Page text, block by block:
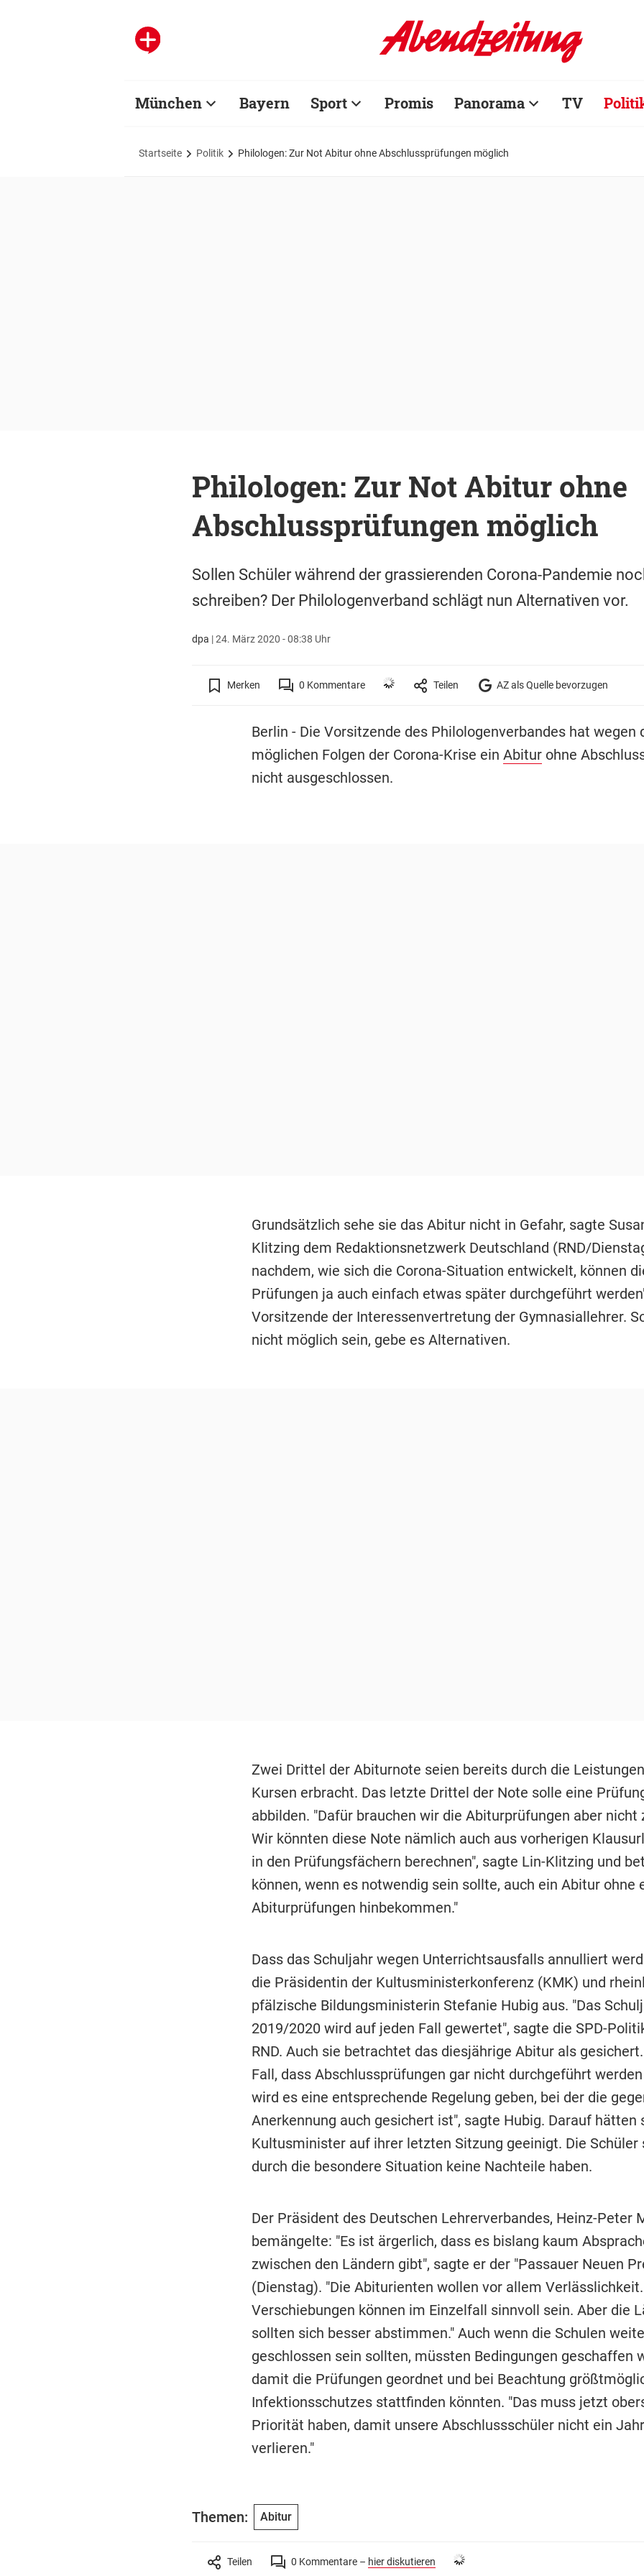
München Bayern Sport Promis Panorama TV
Startseite Politik Philologen: Zur Not Abitur ohne Abschlussprüfungen möglich
Philologen: Zur Not Abitur ohne
Abschlussprüfungen möglich
Sollen Schüler während der grassierenden Corona-Pandemie
schreiben? Der Philologenverband schlägt nun Alternativen vor.
dpa |24. März 2020 - 08:38 Uhr
Merken 0 Kommentare Teilen AZ als Quelle bevorzugen
Berlin - Die Vorsitzende des Philologenverbandes hat wegen
möglichen Folgen der Corona-Krise ein Abiturohne
nicht ausgeschlossen.
Grundsätzlich sehe sie das Abitur nicht in Gefahr, sagte
Klitzing dem Redaktionsnetzwerk Deutschland (RND/
nachdem, wie sich die Corona-Situation entwickelt, können
Prüfungen ja auch einfach etwas später durchgeführt
Vorsitzende der Interessenvertretung der Gymnasiallehrer.
nicht möglich sein, gebe es Alternativen.
Zwei Drittel der Abiturnote seien bereits durch die
Kursen erbracht. Das letzte Drittel der Note solle eine
abbilden. "Dafür brauchen wir die Abiturprüfungen aber nicht
Wir könnten diese Note nämlich auch aus vorherigen
in den Prüfungsfächern berechnen", sagte Lin-Klitzing und
können, wenn es notwendig sein sollte, auch ein Abitur ohne
Abiturprüfungen hinbekommen."
Dass das Schuljahr wegen Unterrichtsausfalls annulliert
die Präsidentin der Kultusministerkonferenz (KMK) und
pfälzische Bildungsministerin Stefanie Hubig aus. "Das
2019/2020 wird auf jeden Fall gewertet", sagte die SPD-
RND. Auch sie betrachtet das diesjährige Abitur als
Fall, dass Abschlussprüfungen gar nicht durchgeführt
wird es eine entsprechende Regelung geben, bei der die
Anerkennung auch gesichert ist", sagte Hubig. Darauf hätten
Kultusminister auf ihrer letzten Sitzung geeinigt. Die Schüler
durch die besondere Situation keine Nachteile haben.
Der Präsident des Deutschen Lehrerverbandes, Heinz-Peter
bemängelte: "Es ist ärgerlich, dass es bislang kaum
zwischen den Ländern gibt", sagte er der "Passauer Neuen
(Dienstag). "Die Abiturienten wollen vor allem Verlässlichkeit.
Verschiebungen können im Einzelfall sinnvoll sein. Aber die
sollten sich besser abstimmen." Auch wenn die Schulen
geschlossen sein sollten, müssten Bedingungen geschaffen
damit die Prüfungen geordnet und bei Beachtung
Infektionsschutzes stattfinden könnten. "Das muss jetzt
Priorität haben, damit unsere Abschlussschüler nicht ein
verlieren."
Themen: Abitur
Teilen 0 Kommentare – hier diskutieren